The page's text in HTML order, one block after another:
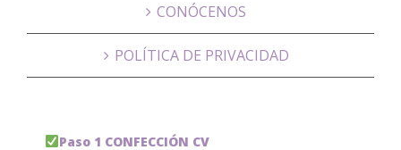
CONÓCENOS
POLÍTICA DE PRIVACIDAD
Paso 1 CONFECCIÓN CV